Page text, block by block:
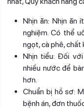
Nhịn ăn: Nhịn
nghiệm. Có thể
ngọt, cà phê, chất
Nhịn tiểu: Đối
nhiều nước để
hơn.
Chuẩn bị hồ sơ:
bệnh án, đơn